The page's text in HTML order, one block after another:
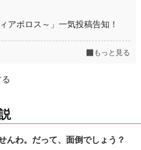
アボロス～」一気投稿告知！
もっと見る
んわ。だって、面倒でしょう？